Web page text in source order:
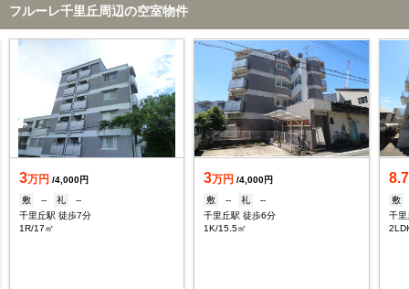
フルーレ千里丘周辺の空室物件
3万円 /4,000円
敷
-- 礼
--
千里丘駅 徒歩7分
1R/17㎡
3万円 /4,000円
敷
-- 礼
--
千里丘駅 徒歩6分
1K/15.5㎡
8.7
敷
千里